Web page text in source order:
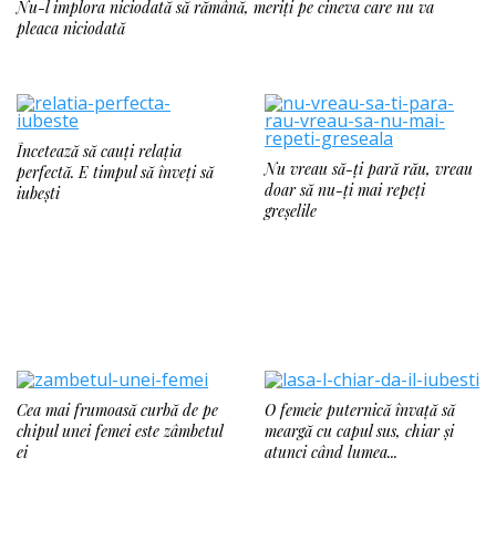
Nu-l implora niciodată să rămână, meriți pe cineva care nu va
pleaca niciodată
Încetează să cauți relația
perfectă. E timpul să înveți să
iubești
Nu vreau să-ți pară rău, vreau
doar să nu-ți mai repeți
greșelile
Cea mai frumoasă curbă de pe
chipul unei femei este zâmbetul
ei
O femeie puternică învață să
meargă cu capul sus, chiar și
atunci când lumea...